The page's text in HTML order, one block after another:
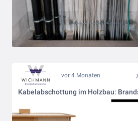
vor 4 Monaten